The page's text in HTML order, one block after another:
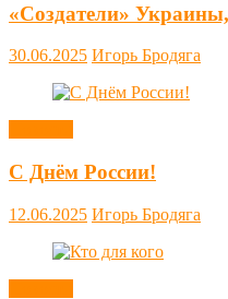
«Создатели»
30.06.2025 Игорь Бродяга
С Днём России!
12.06.2025 Игорь Бродяга